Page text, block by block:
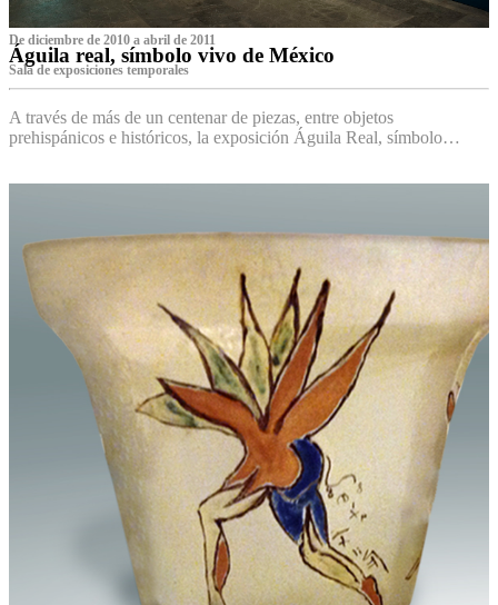
De diciembre de 2010 a abril de 2011
Águila real, símbolo vivo de México
Sala de exposiciones temporales
A través de más de un centenar de piezas, entre objetos
prehispánicos e históricos, la exposición Águila Real, símbolo…